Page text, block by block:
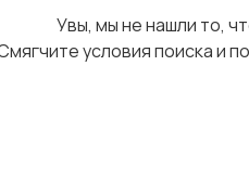
Увы, мы не нашли то,
условия поиска и